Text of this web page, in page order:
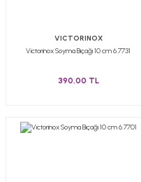
VICTORINOX
Victorinox Soyma Bıçağı 10 cm 6.7731
390,00 TL